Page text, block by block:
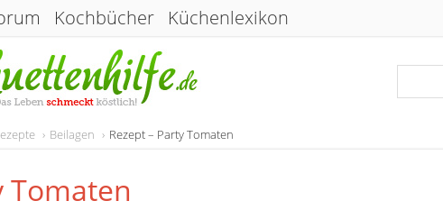
Kochbücher Küchenlexikon
Beilagen Rezept – Party Tomaten
Tomaten